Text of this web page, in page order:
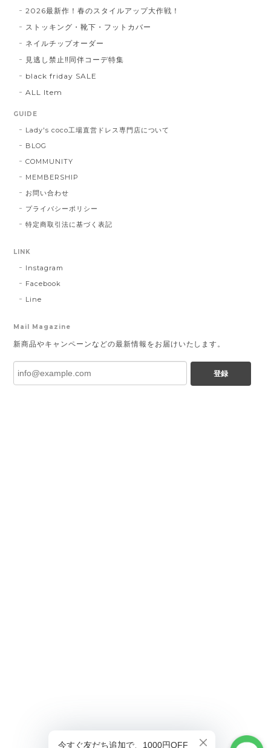
2026最新作！春のスタイルアップ大作戦！
ストッキング・靴下・フットカバー
ネイルチップオーダー
見逃し禁止‼同伴コーデ特集
black friday SALE
ALL Item
GUIDE
Lady's coco工場直営ドレス専門店について
BLOG
COMMUNITY
MEMBERSHIP
お問い合わせ
プライバシーポリシー
特定商取引法に基づく表記
LINK
Instagram
Facebook
Line
Mail Magazine
新商品やキャンペーンなどの最新情報をお届けいたします。
登録